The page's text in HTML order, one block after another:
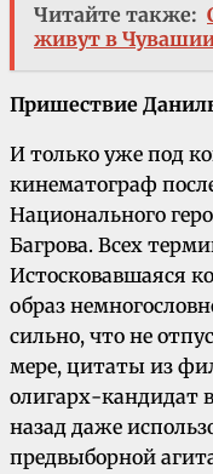
Читайте также:
живут в
Пришествие
И только уже под
кинематограф
Национального
Багрова. Всех
Истосковавшаяся
образ
сильно, что не
мере, цитаты из
олигарх-кандидат
назад даже
предвыборной